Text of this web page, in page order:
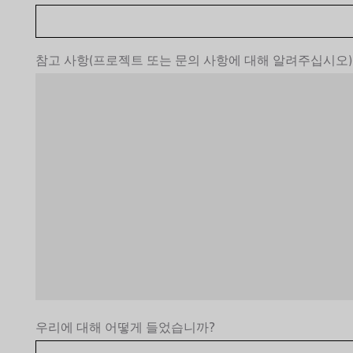
참고 사항(프로젝트 또는 문의 사항에 대해 알려주십시오
우리에 대해 어떻게 들었습니까?